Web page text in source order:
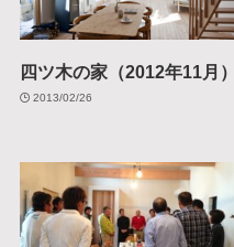
四ツ木の家（2012年11月）
2013/02/26